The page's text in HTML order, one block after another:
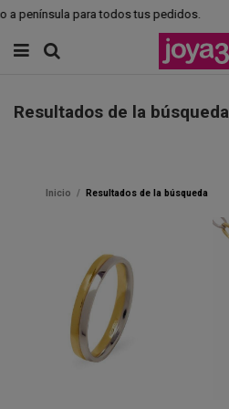
para todos tus pedidos.
Resultados de la búsqueda
Inicio Resultados de la búsqueda